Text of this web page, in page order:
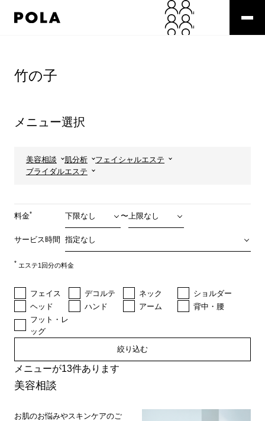
竹の子
メニュー選択
美容相談 肌分析
フェイシャルエステ
ブライダルエステ
料金* 〜
サービス時間
* エステ1回分の料金
フェイス デコルテ ネック
ショルダー
ヘッド
ハンド アーム
背中・腰
フット・レ
ッグ
絞り込む
メニューが13件あります
美容相談
お肌のお悩みやスキンケアのご